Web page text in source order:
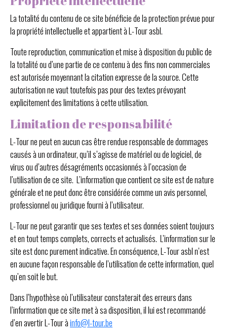
La totalité du contenu de ce site bénéficie de la protection prévue pour
la propriété intellectuelle et appartient à L-Tour asbl.
Toute reproduction, communication et mise à disposition du public de
la totalité ou d’une partie de ce contenu à des fins non commerciales
est autorisée moyennant la citation expresse de la source. Cette
autorisation ne vaut toutefois pas pour des textes prévoyant
explicitement des limitations à cette utilisation.
Limitation de responsabilité
L-Tour ne peut en aucun cas être rendue responsable de dommages
causés à un ordinateur, qu’il s’agisse de matériel ou de logiciel, de
virus ou d’autres désagréments occasionnés à l’occasion de
l’utilisation de ce site. L’information que contient ce site est de nature
générale et ne peut donc être considérée comme un avis personnel,
professionnel ou juridique fourni à l’utilisateur.
L-Tour ne peut garantir que ses textes et ses données soient toujours
et en tout temps complets, corrects et actualisés. L’information sur le
site est donc purement indicative. En conséquence, L-Tour asbl n’est
en aucune façon responsable de l’utilisation de cette information, quel
qu’en soit le but.
Dans l’hypothèse où l’utilisateur constaterait des erreurs dans
l’information que ce site met à sa disposition, il lui est recommandé
d’en avertir L-Tour àinfo@l-tour.be